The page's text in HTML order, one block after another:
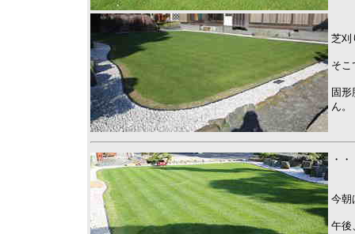
芝刈
そこ
固
ん。
・
今朝
午後